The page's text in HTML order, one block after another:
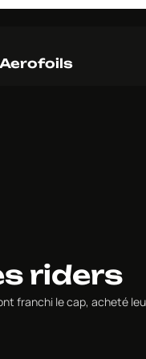
riders
franchi le cap, acheté